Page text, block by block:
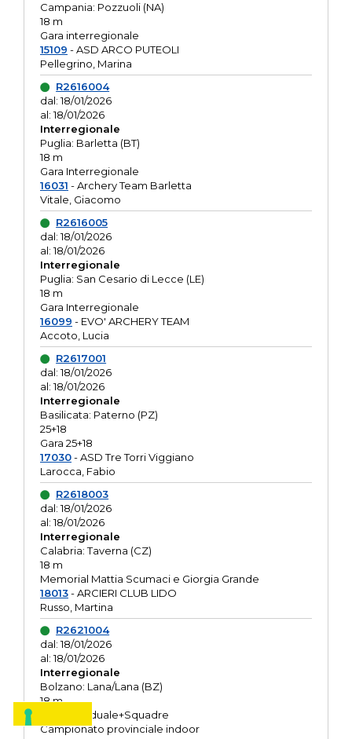
Campania: Pozzuoli (NA)
18 m
Gara interregionale
15109 - ASD ARCO PUTEOLI
Pellegrino, Marina
R2616004
dal: 18/01/2026
al: 18/01/2026
Interregionale
Puglia: Barletta (BT)
18 m
Gara Interregionale
16031 - Archery Team Barletta
Vitale, Giacomo
R2616005
dal: 18/01/2026
al: 18/01/2026
Interregionale
Puglia: San Cesario di Lecce (LE)
18 m
Gara Interregionale
16099 - EVO' ARCHERY TEAM
Accoto, Lucia
R2617001
dal: 18/01/2026
al: 18/01/2026
Interregionale
Basilicata: Paterno (PZ)
25+18
Gara 25+18
17030- ASD Tre Torri Viggiano
Larocca, Fabio
R2618003
dal: 18/01/2026
al: 18/01/2026
Interregionale
Calabria: Taverna (CZ)
18 m
Memorial Mattia Scumaci e Giorgia Grande
18013- ARCIERI CLUB LIDO
Russo, Martina
R2621004
dal: 18/01/2026
al: 18/01/2026
Interregionale
Bolzano: Lana/Lana (BZ)
18 m
O.R. Individuale+Squadre
Campionato provinciale indoor